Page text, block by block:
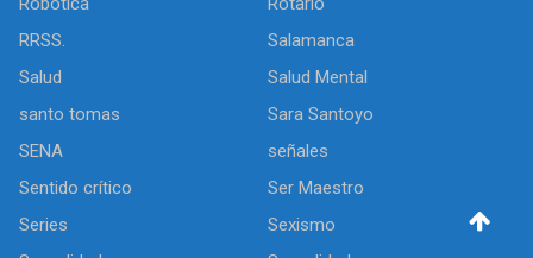
RRSS.
Salamanca
Salud
Salud Mental
santo tomas
Sara Santoyo
SENA
señales
Sentido crítico
Ser Maestro
Series
Sexismo